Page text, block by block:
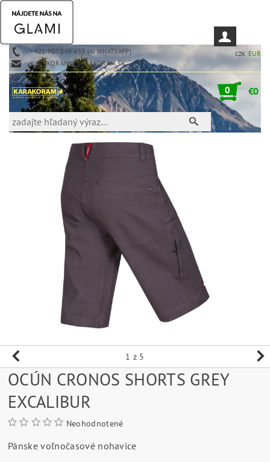
+421 907 849 453 (AJ WHATSAPP)
KARAKORAM@KARAKORAM.SK
CZK EUR
0 €0
1 z 5
OCÚN CRONOS SHORTS GREY
EXCALIBUR
Neohodnotené
Pánske voľnočasové nohavice